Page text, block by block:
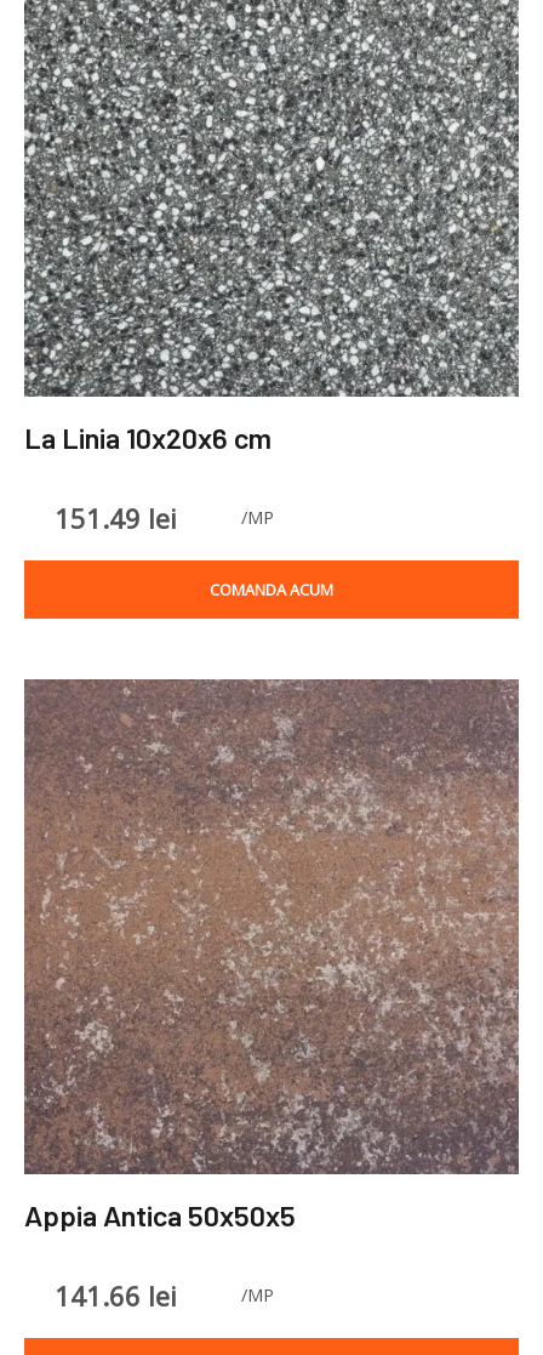
La Linia 10x20x6 cm
151.49 lei /MP
COMANDA ACUM
Appia Antica 50x50x5
141.66 lei /MP